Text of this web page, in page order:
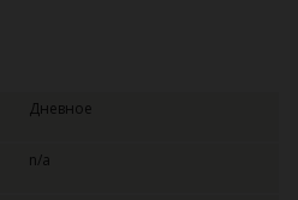
Дневное
n/a